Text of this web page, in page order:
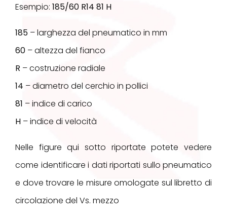
Esempio: 185/60 R14 81 H
185 – larghezza del pneumatico in mm
60 – altezza del fianco
R – costruzione radiale
14 – diametro del cerchio in pollici
81 – indice di carico
H – indice di velocità
Nelle figure qui sotto riportate potete vedere
come identificare i dati riportati sullo pneumatico
e dove trovare le misure omologate sul libretto di
circolazione del Vs. mezzo